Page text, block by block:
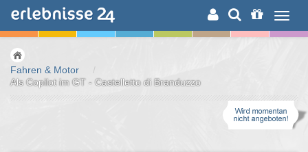
ERLEBNISSUCHE
Fahren & Motor
/
Als Copilot im GT - Castelletto di Branduzzo